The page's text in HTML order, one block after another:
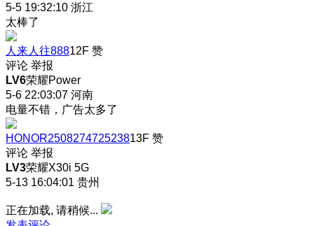
5-5 19:32:10 浙江
太棒了
人来人往88812F 赞
评论 举报
LV6荣耀Power
5-6 22:03:07 河南
电量不错，广告太多了
HONOR250827472523813F 赞
评论 举报
LV3荣耀X30i 5G
5-13 16:04:01 贵州
正在加载, 请稍候...